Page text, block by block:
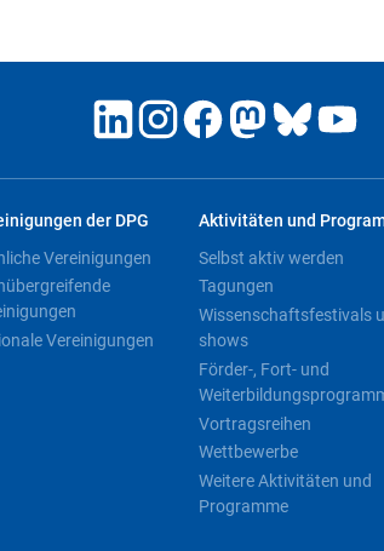
der DPG
Vereinigungen
Vereinigungen
Aktivitäten und
Selbst aktiv werden
Tagungen
Wissenschaftsfestivals
shows
Förder-, Fort- und
Vortragsreihen
Wettbewerbe
Weitere Aktivitäten und
Programme